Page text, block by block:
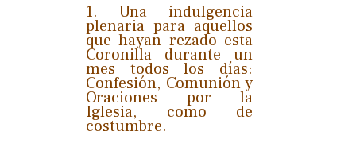
1. Una indulgencia
plenaria para aquellos
que hayan rezado esta
Coronilla durante un
mes todos los días:
Confesión, Comunión y
Oraciones por la
Iglesia, como de
costumbre.